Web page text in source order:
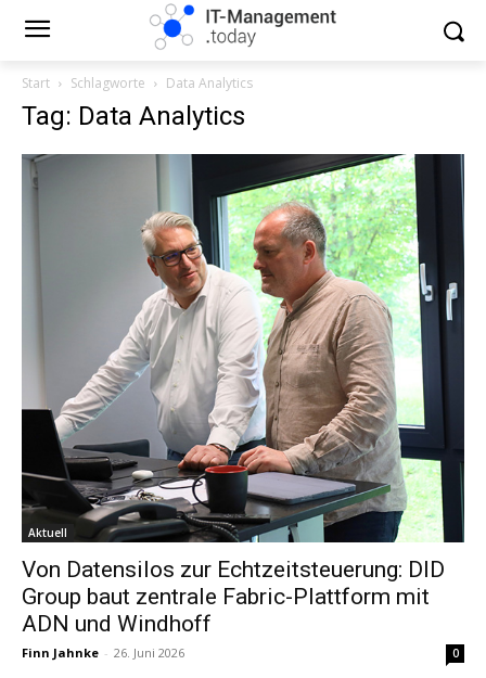
Start Schlagworte Data Analytics
Tag: Data Analytics
Aktuell
Von Datensilos zur Echtzeitsteuerung: DID
Group baut zentrale Fabric-Plattform mit
ADN und Windhoff
Finn Jahnke - 26. Juni 2026 0